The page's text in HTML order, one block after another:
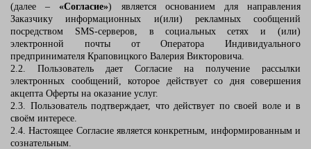
(далее –«Согласие») является основанием для направления
Заказчику информационных и(или) рекламных сообщений
посредством SMS-серверов, в социальных сетях и (или)
электронной почты от Оператора Индивидуального
предпринимателя Краповицкого Валерия Викторовича.
2.2. Пользователь дает Согласие на получение рассылки
электронных сообщений, которое действует со дня совершения
акцепта Оферты на оказание услуг.
2.3. Пользователь подтверждает, что действует по своей воле и в
своём интересе.
2.4. Настоящее Согласие является конкретным, информированным и
сознательным.